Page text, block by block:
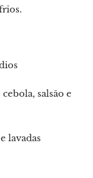
salsão e
lavadas